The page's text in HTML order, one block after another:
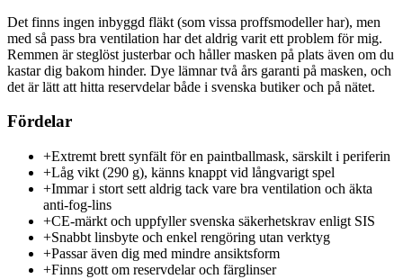
Det finns ingen inbyggd fläkt (som vissa proffsmodeller har), men
med så pass bra ventilation har det aldrig varit ett problem för mig.
Remmen är steglöst justerbar och håller masken på plats även om du
kastar dig bakom hinder. Dye lämnar två års garanti på masken, och
det är lätt att hitta reservdelar både i svenska butiker och på nätet.
Fördelar
+Extremt brett synfält för en paintballmask, särskilt i periferin
+Låg vikt (290 g), känns knappt vid långvarigt spel
+Immar i stort sett aldrig tack vare bra ventilation och äkta
anti-fog-lins
+CE-märkt och uppfyller svenska säkerhetskrav enligt SIS
+Snabbt linsbyte och enkel rengöring utan verktyg
+Passar även dig med mindre ansiktsform
+Finns gott om reservdelar och färglinser